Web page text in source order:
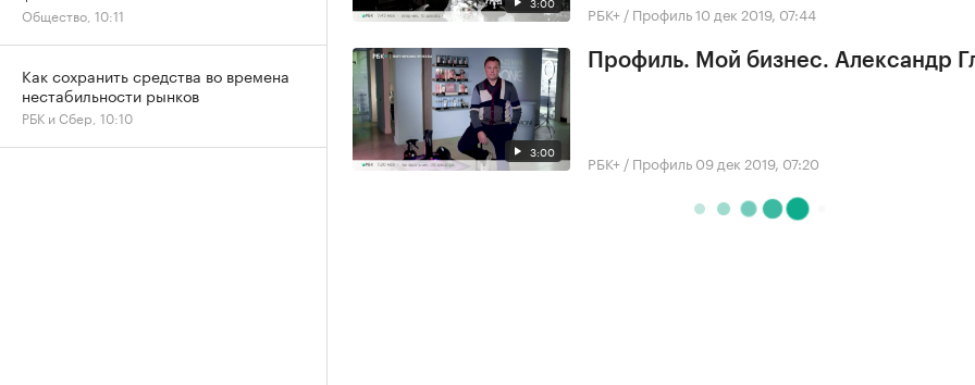
РБК+ / Профиль10 дек 2019, 07:44
3:00
Профиль. Мой бизнес. Александр
РБК+ / Профиль 09 дек 2019, 07:20
Общество, 10:11
Как сохранить средства во времена
нестабильности рынков
РБК и Сбер, 10:10